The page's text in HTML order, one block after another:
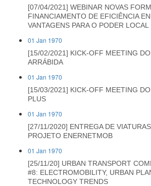
[07/04/2021] WEBINAR NOVAS
FINANCIAMENTO DE EFICIÊNCIA
VANTAGENS PARA O PODER LOCAL
01 Jan 1970
[15/02/2021] KICK-OFF MEETING
ARRÁBIDA
01 Jan 1970
[15/03/2021] KICK-OFF MEETING
PLUS
01 Jan 1970
[27/11/2020] ENTREGA DE
PROJETO ENERNETMOB
01 Jan 1970
[25/11/20] URBAN TRANSPORT
#8: ELECTROMOBILITY, URBAN
TECHNOLOGY TRENDS